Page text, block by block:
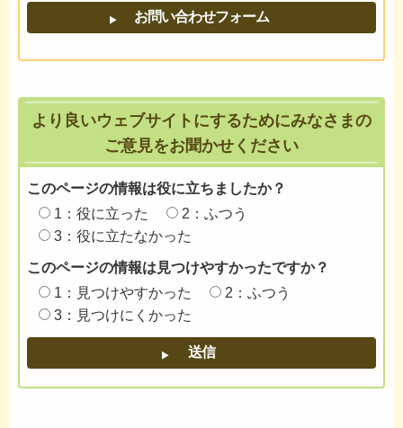
より良いウェブサイトにするためにみなさまの
ご意見をお聞かせください
このページの情報は役に立ちましたか？
1：役に立った
2：ふつう
3：役に立たなかった
このページの情報は見つけやすかったですか？
1：見つけやすかった
2：ふつう
3：見つけにくかった